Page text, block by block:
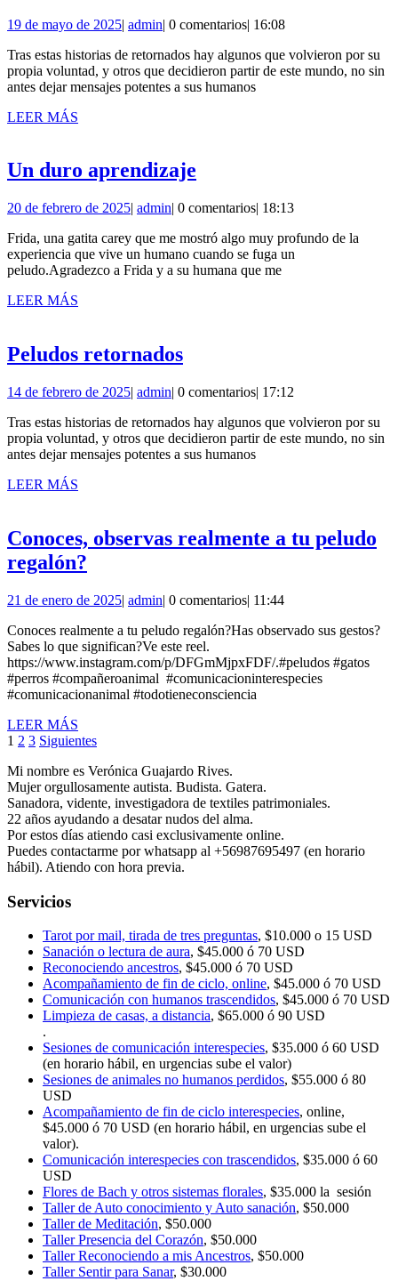
19 de mayo de 202519
mayo
de
2025
| adminadmin
| 0 comentarios| 16:08
Tras estas historias de retornados hay algunos que volvieron por su
propia voluntad, y otros que decidieron partir de este mundo, no sin
antes dejar mensajes potentes a sus humanos
LEER MÁS
Un duro aprendizaje
aprendizaje
20 de febrero de 202520
febrero
de
2025
| adminadmin
| 0 comentarios| 18:13
Frida, una gatita carey que me mostró algo muy profundo de la
experiencia que vive un humano cuando se fuga un
peludo.Agradezco a Frida y a su humana que me
LEER MÁS
Peludos retornadosPeludos
14 de febrero de 202514
febrero
de
2025
| adminadmin
| 0 comentarios| 17:12
Tras estas historias de retornados hay algunos que volvieron por su
propia voluntad, y otros que decidieron partir de este mundo, no sin
antes dejar mensajes potentes a sus humanos
LEER MÁS
Conoces, observas realmente a tu peludo
regalón?
realmente
a
tu
peludo
regalón?
21 de enero de 202521
enero
de
2025
| adminadmin
| 0 comentarios| 11:44
Conoces realmente a tu peludo regalón?Has observado sus gestos?
Sabes lo que significan?Ve este reel.
https://www.instagram.com/p/DFGmMjpxFDF/.#peludos #gatos
#perros #compañeroanimal #comunicacioninterespecies
#comunicacionanimal #todotieneconsciencia
LEER MÁS
MÁS
Paginación
de
entradas
1 2 3 Siguientes
Mi nombre es Verónica Guajardo Rives.
Mujer orgullosamente autista. Budista. Gatera.
Sanadora, vidente, investigadora de textiles patrimoniales.
22 años ayudando a desatar nudos del alma.
Por estos días atiendo casi exclusivamente online.
Puedes contactarme por whatsapp al +56987695497 (en horario
hábil). Atiendo con hora previa.
Servicios
Tarot por mail, tirada de tres preguntas, $10.000 o 15 USD
Sanación o lectura de aura, $45.000 ó 70 USD
Reconociendo ancestros, $45.000 ó 70 USD
Acompañamiento de fin de ciclo, online, $45.000 ó 70 USD
Comunicación con humanos trascendidos, $45.000 ó 70 USD
Limpieza de casas, a distancia, $65.000 ó 90 USD
.
Sesiones de comunicación interespecies, $35.000 ó 60 USD
(en horario hábil, en urgencias sube el valor)
Sesiones de animales no humanos perdidos, $55.000 ó 80
USD
Acompañamiento de fin de ciclo interespecies, online,
$45.000 ó 70 USD (en horario hábil, en urgencias sube el
valor).
Comunicación interespecies con trascendidos, $35.000 ó 60
USD
Flores de Bach y otros sistemas florales, $35.000 la sesión
Taller de Auto conocimiento y Auto sanación, $50.000
Taller de Meditación, $50.000
Taller Presencia del Corazón, $50.000
Taller Reconociendo a mis Ancestros, $50.000
Taller Sentir para Sanar, $30.000